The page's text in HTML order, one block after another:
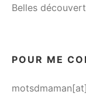
Belles
POUR ME